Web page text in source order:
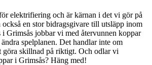
elektrifiering och är kärnan i det vi gör på
en stor bidragsgivare till utsläpp inom
Grimsås jobbar vi med återvunnen koppar
spelplanen. Det handlar inte om
göra skillnad på riktigt. Och odlar vi
i Grimsås? Häng med!